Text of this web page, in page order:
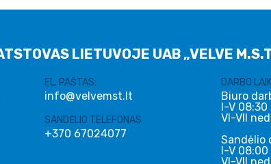
LIETUVOJE UAB „VELVE
EL. PAŠTAS:
info@velvemst.lt
SANDĖLIO TELEFONAS
+370 67024077
DARBO
Biuro
I-V 08:30
VI-VII
Sandėlio
I-V 08:00
VI-VII